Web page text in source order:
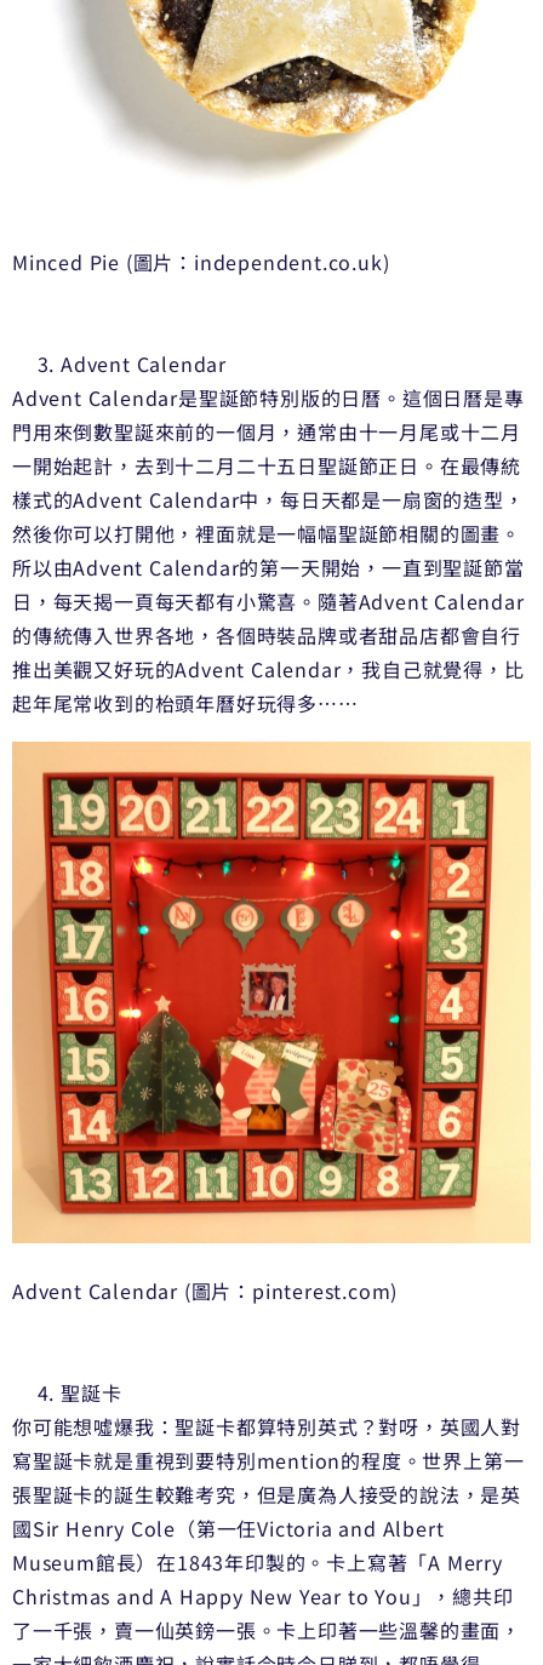
Minced Pie (圖片：independent.co.uk)
Advent Calendar
Advent Calendar是聖誕節特別版的日曆。這個日曆是專
門用來倒數聖誕來前的一個月，通常由十一月尾或十二月
一開始起計，去到十二月二十五日聖誕節正日。在最傳統
樣式的Advent Calendar中，每日天都是一扇窗的造型，
然後你可以打開他，裡面就是一幅幅聖誕節相關的圖畫。
所以由Advent Calendar的第一天開始，一直到聖誕節當
日，每天揭一頁每天都有小驚喜。隨著Advent Calendar
的傳統傳入世界各地，各個時裝品牌或者甜品店都會自行
推出美觀又好玩的Advent Calendar，我自己就覺得，比
起年尾常收到的枱頭年曆好玩得多……
Advent Calendar (圖片：pinterest.com)
聖誕卡
你可能想噓爆我：聖誕卡都算特別英式？對呀，英國人對
寫聖誕卡就是重視到要特別mention的程度。世界上第一
張聖誕卡的誕生較難考究，但是廣為人接受的說法，是英
國Sir Henry Cole（第一任Victoria and Albert
Museum館長）在1843年印製的。卡上寫著「A Merry
Christmas and A Happy New Year to You」，總共印
了一千張，賣一仙英鎊一張。卡上印著一些溫馨的畫面，